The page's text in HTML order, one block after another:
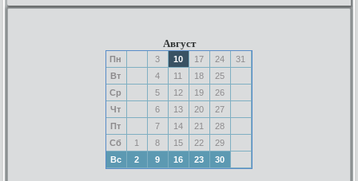
Август
Пн 3 10 17 24
31
Вт
4 11 18
25
Ср
5 12 19
26
Чт
6 13 20
27
Пт
7 14 21
28
Сб
1 8 15 22
29
Вс
2 9 16 23 30